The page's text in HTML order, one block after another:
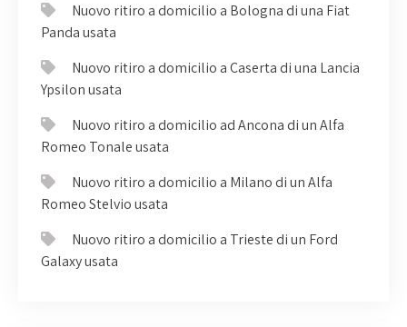
Nuovo ritiro a domicilio a Bologna di una Fiat
Panda usata
Nuovo ritiro a domicilio a Caserta di una Lancia
Ypsilon usata
Nuovo ritiro a domicilio ad Ancona di un Alfa
Romeo Tonale usata
Nuovo ritiro a domicilio a Milano di un Alfa
Romeo Stelvio usata
Nuovo ritiro a domicilio a Trieste di un Ford
Galaxy usata